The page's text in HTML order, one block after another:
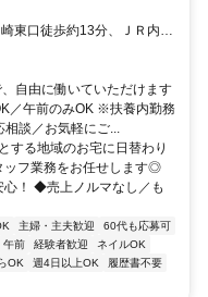
でのお休みなども取りやす
東口徒歩約13分、ＪＲ内房
口徒歩約66分
自由に働いていただけます
／午前のみOK ※扶養内勤務
相談／お気軽にご...
する地域のお宅に日替わり
ッフ業務をお任せします◎
！ ◆売上ノルマなし／も
主婦・主夫歓迎
60代も応募可
午前 経験者歓迎
ネイルOK
OK 週4日以上OK
履歴書不要